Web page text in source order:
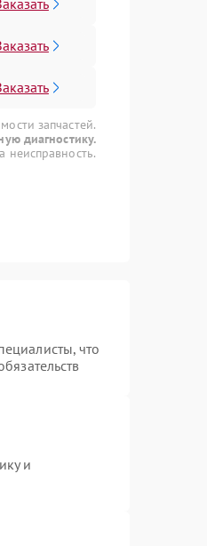
запчастей.
диагностику.
что
и